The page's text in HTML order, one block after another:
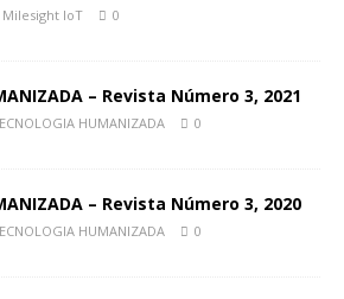
Milesight IoT 0
– Revista Número 3, 2021
HUMANIZADA 0
– Revista Número 3, 2020
HUMANIZADA 0